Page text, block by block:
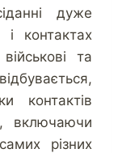
дуже
і контактах
та
контактів
включаючи
різних